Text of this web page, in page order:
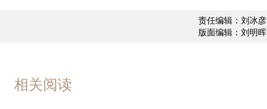
责任编辑：刘冰彦
版面编辑：刘明晖
相关阅读